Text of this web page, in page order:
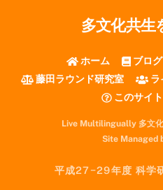
多文化共生
ホーム ブログ
藤田ラウンド研究室
ラ
このサイ
Live Multilingually 多文
Site Managed
平成27−29年度 科学